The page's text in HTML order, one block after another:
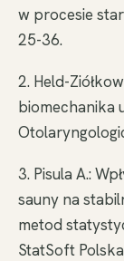
w procesie
25-36.
2. Held-
biomechanika
3. Pisula A.:
sauny na
metod
StatSoft